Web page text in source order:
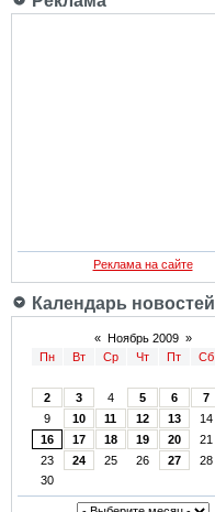
Реклама на сайте
Календарь новостей
« Ноябрь 2009 »
Пн
Вт Ср Чт Пт Сб
2
3 4 5 6 7
9
10 11 12 13 14
16
17 18 19 20 21
23
24 25 26 27 28
30